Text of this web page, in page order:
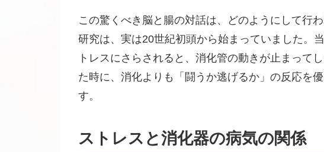
この驚くべき脳と腸の対話は、どのようにして
研究は、実は20世紀初頭から始まっていました。
トレスにさらされると、消化管の動きが止まって
た時に、消化よりも「闘うか逃げるか」の反応を
す。
ストレスと消化器の病気の関係